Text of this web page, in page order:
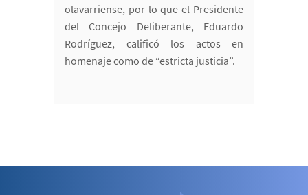
olavarriense, por lo que el Presidente
del Concejo Deliberante, Eduardo
Rodríguez, calificó los actos en
homenaje como de “estricta justicia”.